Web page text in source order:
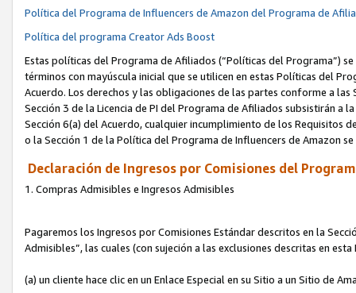
Política del Programa de Influencers de Amazon del Programa de
Política del programa Creator Ads Boost
Estas políticas del Programa de Afiliados (“Políticas del Programa”)
términos con mayúscula inicial que se utilicen en estas Políticas del
Acuerdo. Los derechos y las obligaciones de las partes conforme a
Sección 3 de la Licencia de PI del Programa de Afiliados subsistirán
Sección 6(a) del Acuerdo, cualquier incumplimiento de los Requisitos
o la Sección 1 de la Política del Programa de Influencers de Amazon
Declaración de Ingresos por Comisiones del
1. Compras Admisibles e Ingresos Admisibles
Pagaremos los Ingresos por Comisiones Estándar descritos en la
Admisibles”, las cuales (con sujeción a las exclusiones descritas en
(a) un cliente hace clic en un Enlace Especial en su Sitio a un Sitio de